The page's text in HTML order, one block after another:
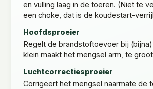
en vulling laag in de toeren. (Niet te
een choke, dat is de koudestart-
Hoofdsproeier
Regelt de brandstoftoevoer bij
klein maakt het mengsel arm, te
Luchtcorrectiesproeier
Corrigeert het mengsel naarmate de